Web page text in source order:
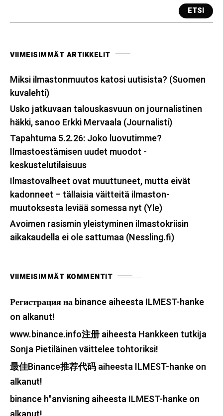
ETSI
VIIMEISIMMÄT ARTIKKELIT
Miksi ilmastonmuutos katosi uutisista? (Suomen
kuvalehti)
Usko jatkuvaan talouskasvuun on journalistinen
häkki, sanoo Erkki Mervaala (Journalisti)
Tapahtuma 5.2.26: Joko luovutimme?
Ilmastoestämisen uudet muodot -
keskustelutilaisuus
Ilmastovalheet ovat muuttuneet, mutta eivät
kadonneet – tällaisia väitteitä ilmaston­
muutoksesta leviää somessa nyt (Yle)
Avoimen rasismin yleistyminen ilmastokriisin
aikakaudella ei ole sattumaa (Nessling.fi)
VIIMEISIMMÄT KOMMENTIT
Регистрация на binanceaiheestaILMEST-hanke
on alkanut!
www.binance.info注册aiheestaHankkeen tutkija
Sonja Pietiläinen väittelee tohtoriksi!
最佳Binance推荐代码aiheestaILMEST-hanke on
alkanut!
binance h"anvisningaiheestaILMEST-hanke on